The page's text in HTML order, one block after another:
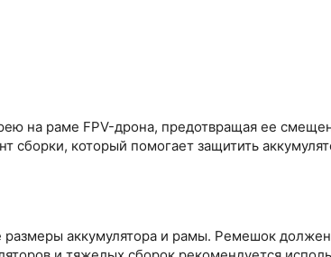
на раме FPV-дрона, предотвращая ее
сборки, который помогает защитить
аккумулятора и рамы. Ремешок